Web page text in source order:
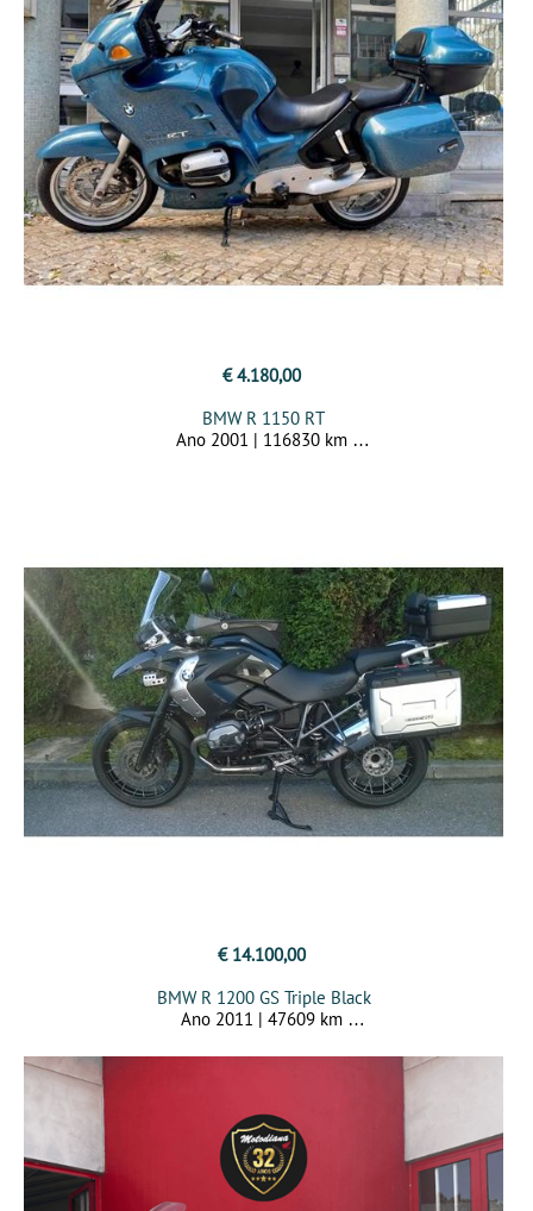
€ 4.180,00
BMW R 1150 RT
Ano 2001 | 116830 km
€ 14.100,00
BMW R 1200 GS Triple Black
Ano 2011 | 47609 km